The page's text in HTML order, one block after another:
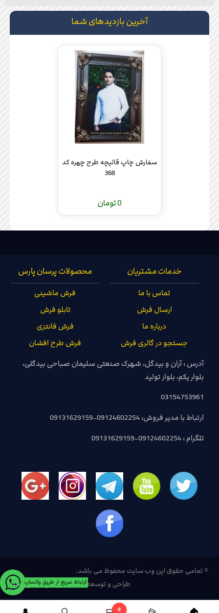
آخرین بازدیدهای شما
سفارش چاپ قالیچه طرح چهره کد
368
0 تومان
0
خدمات مشتریان
تماس با ما
ارسال فرش
درباره ما
جستجو در گالری فرش
محصولات پرسان پارس
فرش ماشینی
تابلو فرش
فرش فانتزی
فرش طرح افشان
آدرس : آران و بیدگل، شهرک صنعتی سلیمان صباحی بیدگلی،
بلوار یکم، بلوار تولید
03154753961
ارتباط با مدیر فروش: 09124602254-09131629159
تلگرام : 09124602254-09131629159
© تمامی حقوق این وب سایت محفوظ می باشد.
طراحی و توسعه:ساخت وبسایت با تیم مبنا